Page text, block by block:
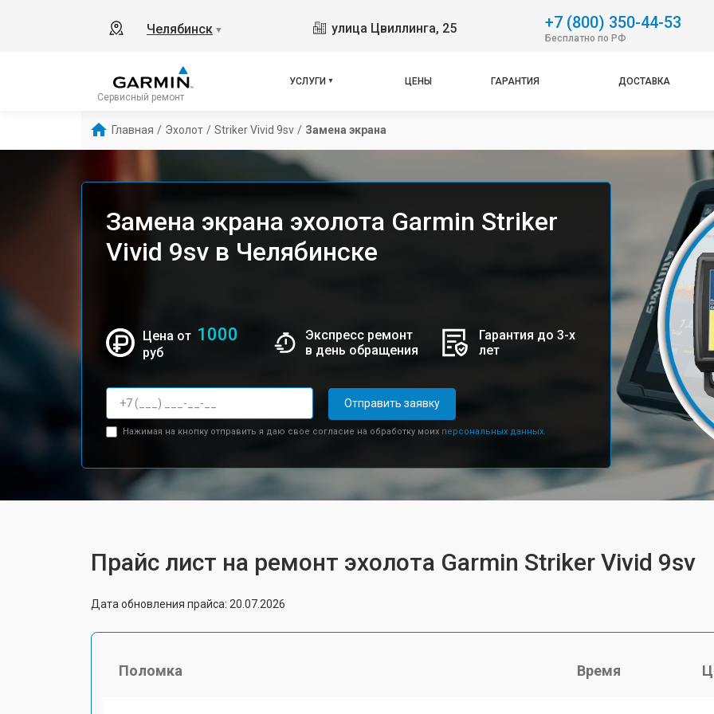
Челябинск ▼ улица Цвиллинга, 25 +7 (800) 350-44-53
Бесплатно по РФ
Сервисный ремонт
УСЛУГИ ЦЕНЫ ГАРАНТИЯ ДОСТАВКА
Главная / Эхолот / Striker Vivid 9sv / Замена экрана
Замена экрана эхолота Garmin Striker
Vivid 9sv в Челябинске
Цена от 1000
руб
Экспресс ремонт
в день обращения
Гарантия до 3-х
лет
Отправить заявку
Нажимая на кнопку отправить я даю свое согласие на обработку моих персональных данных.
Прайс лист на ремонт эхолота Garmin Striker Vivid 9sv
Дата обновления прайса: 20.07.2026
Поломка Время